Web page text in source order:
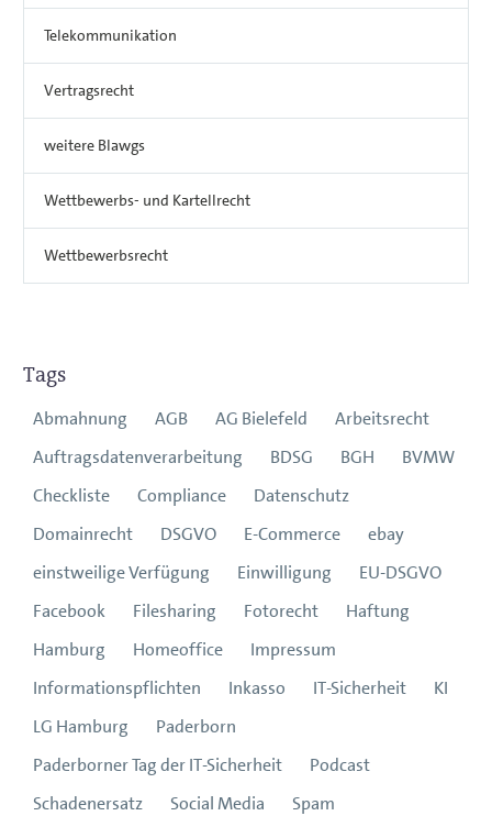
Telekommunikation
Vertragsrecht
weitere Blawgs
Wettbewerbs- und Kartellrecht
Wettbewerbsrecht
Tags
Abmahnung AGB AG Bielefeld
Arbeitsrecht
Auftragsdatenverarbeitung
BDSG BGH
BVMW
Checkliste
Compliance
Datenschutz
Domainrecht
DSGVO E-Commerce
ebay
einstweilige Verfügung
Einwilligung
EU-DSGVO
Facebook
Filesharing Fotorecht
Haftung
Hamburg
Homeoffice
Impressum
Informationspflichten
Inkasso IT-Sicherheit
KI
LG Hamburg
Paderborn
Paderborner Tag der IT-Sicherheit
Podcast
Schadenersatz
Social Media Spam